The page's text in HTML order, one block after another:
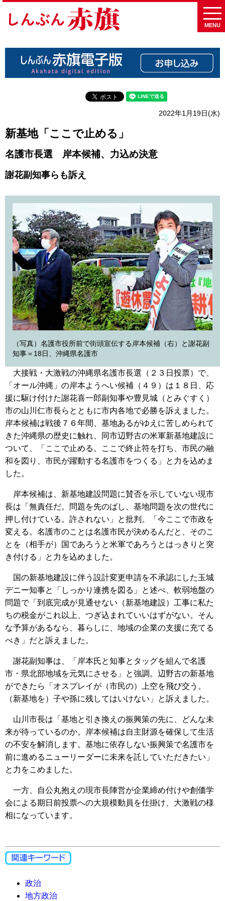
MENU
2022年1月19日(水)
新基地「ここで止める」
名護市長選 岸本候補、力込め決意
謝花副知事らも訴え
（写真）名護市役所前で街頭宣伝する岸本候補（右）と謝花副
知事＝18日、沖縄県名護市
大接戦・大激戦の沖縄県名護市長選（２３日投票）で、
「オール沖縄」の岸本ようへい候補（４９）は１８日、応
援に駆け付けた謝花喜一郎副知事や豊見城（とみぐすく）
市の山川仁市長らとともに市内各地で必勝を訴えました。
岸本候補は戦後７６年間、基地あるがゆえに苦しめられて
きた沖縄県の歴史に触れ、同市辺野古の米軍新基地建設に
ついて、「ここで止める。ここで終止符を打ち、市民の融
和を図り、市民が躍動する名護市をつくる」と力を込めま
した。
岸本候補は、新基地建設問題に賛否を示していない現市
長は「無責任だ。問題を先のばし、基地問題を次の世代に
押し付けている。許されない」と批判。「今ここで市政を
変える。名護市のことは名護市民が決めるんだと、そのこ
とを（相手が）国であろうと米軍であろうとはっきりと突
き付ける」と力を込めました。
国の新基地建設に伴う設計変更申請を不承認にした玉城
デニー知事と「しっかり連携を図る」と述べ、軟弱地盤の
問題で「到底完成が見通せない（新基地建設）工事に私た
ちの税金がこれ以上、つぎ込まれていいはずがない。そん
な予算があるなら、暮らしに、地域の企業の支援に充てる
べき」だと訴えました。
謝花副知事は、「岸本氏と知事とタッグを組んで名護
市・県北部地域を元気にさせる」と強調。辺野古の新基地
ができたら「オスプレイが（市民の）上空を飛び交う。
（新基地を）子や孫に残してはいけない」と訴えました。
山川市長は「基地と引き換えの振興策の先に、どんな未
来が待っているのか。岸本候補は自主財源を確保して生活
の不安を解消します。基地に依存しない振興策で名護市を
前に進めるニューリーダーに未来を託していただきたい」
と力をこめました。
一方、自公丸抱えの現市長陣営が企業締め付けや創価学
会による期日前投票への大規模動員を仕掛け、大激戦の様
相になっています。
政治
地方政治